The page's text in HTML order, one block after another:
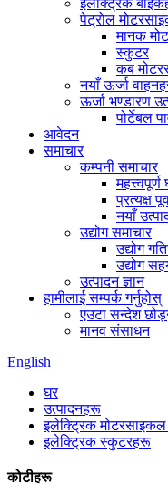
इलेक्ट्रिक
पेट्रोल
मानक
स्कुटर
कब
नयाँ ऊर्जा
ऊर्जा भण्डारण
पोर्टेबल
आवेदन
समाचार
कम्पनी समाचार
महत्त्वपूर्ण
प्रत्यक्ष
नयाँ
उद्योग समाचार
उद्योग
उद्योग
उत्पादन ज्ञान
हामीलाई सम्पर्क गर्नुहोस्
एउटा सन्देश
मानव संसाधन
English
घर
उत्पादनहरू
इलेक्ट्रिक
इलेक्ट्रिक स्कुटरहरू
कोटीहरू